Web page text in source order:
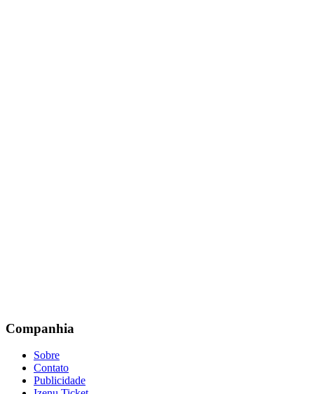
Companhia
Sobre
Contato
Publicidade